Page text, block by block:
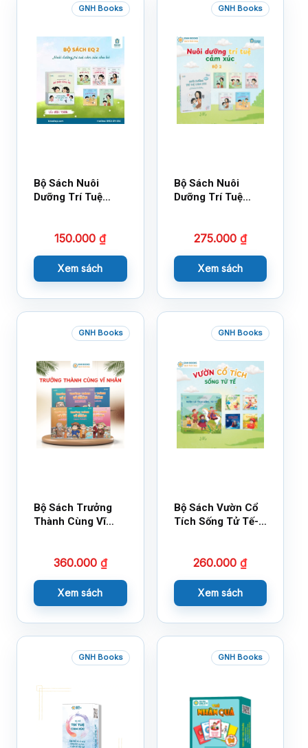
GNH Books
Bộ Sách Nuôi
Dưỡng Trí Tuệ
150.000₫
Xem sách
GNH Books
Bộ Sách Nuôi
Dưỡng Trí Tuệ
275.000 ₫
Xem sách
GNH Books
Bộ Sách Trưởng
Thành Cùng Vĩ
360.000 ₫
Xem sách
GNH Books
Bộ Sách Vườn Cổ
Tích Sống Tử Tế-
260.000₫
Xem sách
GNH Books GNH Books